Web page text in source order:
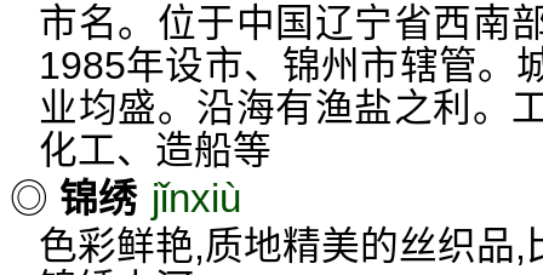
市名。位于中国辽宁省西南
1985年设市、锦州市辖管。
业均盛。沿海有渔盐之利。
化工、造船等
◎ 锦绣 jǐnxiù
色彩鲜艳,质地精美的丝织品,